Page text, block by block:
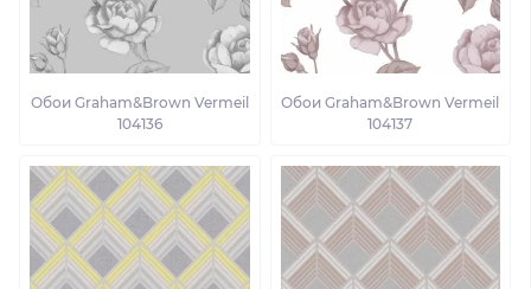
Обои Graham&Brown Vermeil
104136
Обои Graham&Brown Vermeil
104137